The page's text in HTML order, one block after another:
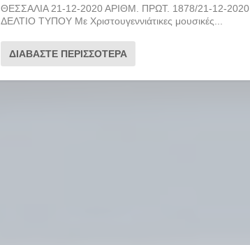
ΘΕΣΣΑΛΙΑ 21-12-2020 ΑΡΙΘΜ. ΠΡΩΤ. 1878/21-12-2020
ΔΕΛΤΙΟ ΤΥΠΟΥ Με Χριστουγεννιάτικες μουσικές...
ΔΙΑΒΆΣΤΕ ΠΕΡΙΣΣΌΤΕΡΑ